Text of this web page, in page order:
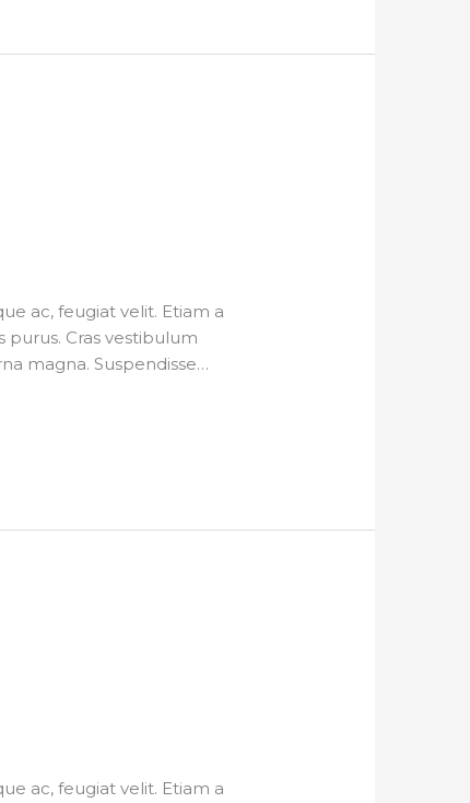
ac, feugiat velit. Etiam a
Cras vestibulum
magna. Suspendisse…
ac, feugiat velit. Etiam a